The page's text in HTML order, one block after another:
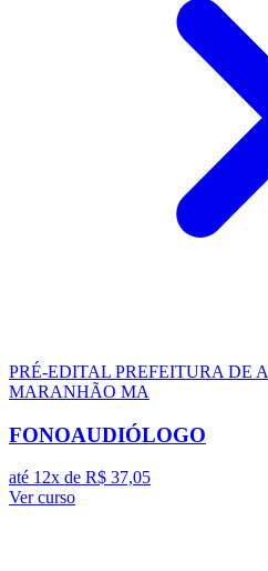
PRÉ-EDITAL PREFEITURA DE
MARANHÃO MA
FONOAUDIÓLOGO
até 12x de R$ 37,05
Ver curso